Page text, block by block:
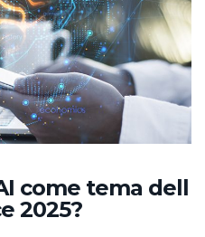
come tema dell
2025?